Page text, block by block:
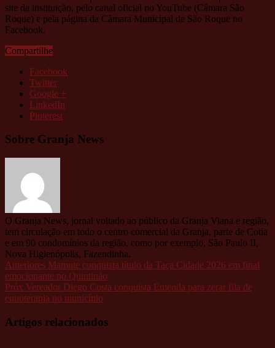
site da instituição, pelo canal oficial no YouTube (Câmara São
Roque) e pela página da Câmara Municipal de São Roque no
Facebook.
Compartilhe
Facebook
Twitter
Google +
LinkedIn
Pinterest
Sobre Granja News
O Granja News, jornal voltado ao público da Granja Viana e região,
tem circulação em todo o centro comercial da Granja, parte de Cotia
e em 90 condomínios da região, como por exemplo, São Paulo II,
Nova Higienópolis, Fazendinha.
Anteriores Mamute conquista título da Taça Cidade 2026 em final
emocionante no Quintinão
Próx Vereador Diego Costa conquista Emenda para zerar fila de
equoterapia no município
Artigos relacionados